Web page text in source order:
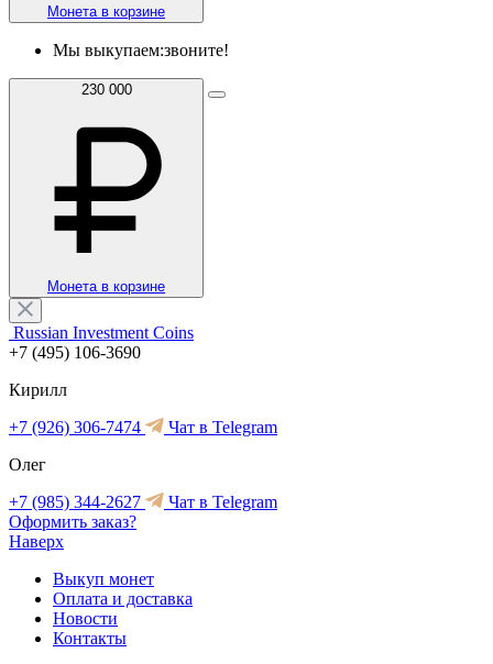
Монета в корзине
Мы выкупаем:звоните!
230 000
Монета в корзине
Russian Investment Coins
+7 (495) 106-3690
Кирилл
+7 (926) 306-7474
Чат в Telegram
Олег
+7 (985) 344-2627
Чат в Telegram
Оформить заказ?
Наверх
Выкуп монет
Оплата и доставка
Новости
Контакты